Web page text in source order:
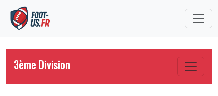
3ème Division